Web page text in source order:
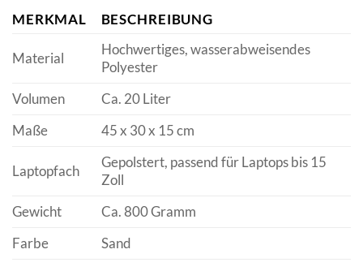
MERKMAL BESCHREIBUNG
Material
Hochwertiges, wasserabweisendes
Polyester
Volumen
Ca. 20 Liter
Maße
45 x 30 x 15 cm
Laptopfach
Gepolstert, passend für Laptops bis 15
Zoll
Gewicht
Ca. 800 Gramm
Farbe
Sand